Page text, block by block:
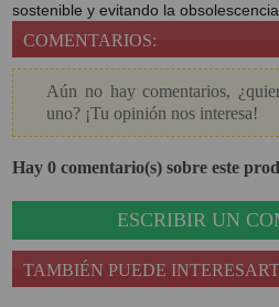
sostenible y evitando la
COMENTARIOS:
Aún no hay comentarios,
uno? ¡Tu opinión nos interesa!
Hay 0 comentario(s) sobre este
ESCRIBIR UN
TAMBIÉN PUEDE